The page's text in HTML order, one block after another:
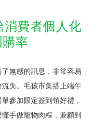
消費者個人化
率
無感的訊息，非常容易
失。毛孩市集搭上端午
參加限定簽到領好禮，
手做寵物肉粽，兼顧到